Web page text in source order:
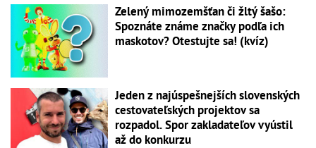
Zelený mimozemšťan či žltý šašo:
Spoznáte známe značky podľa ich
maskotov? Otestujte sa! (kvíz)
Jeden z najúspešnejších slovenských
cestovateľských projektov sa
rozpadol. Spor zakladateľov vyústil
až do konkurzu